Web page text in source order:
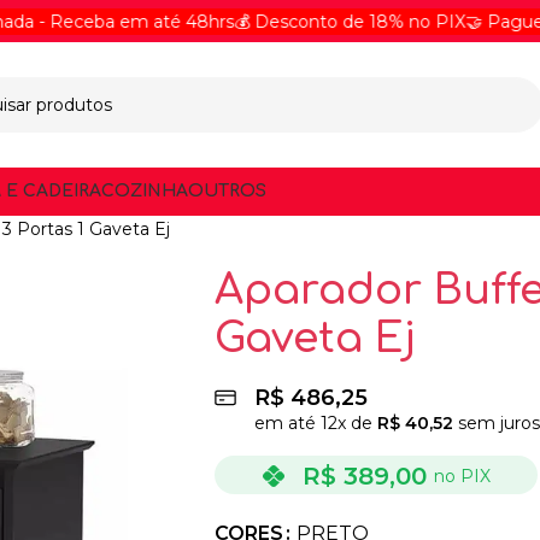
em até 48hrs💰 Desconto de 18% no PIX🤝 Pague Online
E CADEIRACOZINHAOUTROS
Portas 1 Gaveta Ej
Aparador
Gaveta Ej
R$ 486,25
em até 12x de R$40,52 sem juros
R$ 389,00 no PIX
CORES PRETO